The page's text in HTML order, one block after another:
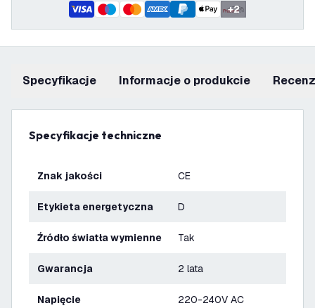
+2
Specyfikacje informacje o produkcie
Specyfikacje techniczne
Znak jakości CE
Etykieta energetyczna D
Źródło światła wymienne Tak
Gwarancja 2 lata
Napięcie 220-240V AC